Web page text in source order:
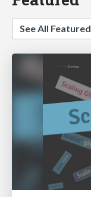
See All Featured